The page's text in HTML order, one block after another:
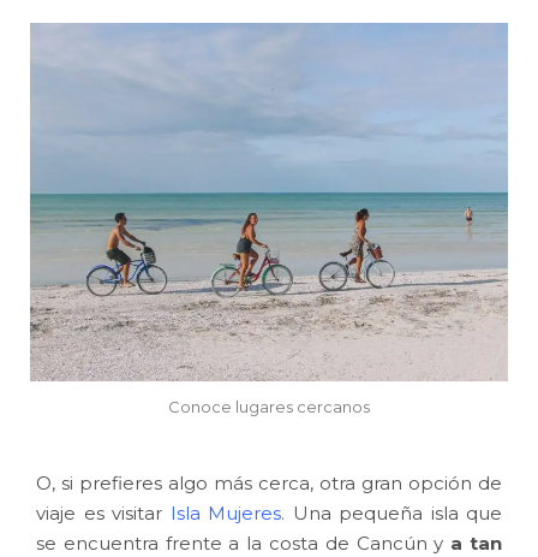
Conoce lugares cercanos
O, si prefieres algo más cerca, otra gran opción de
viaje es visitar Isla Mujeres. Una pequeña isla que
se encuentra frente a la costa de Cancún y a tan